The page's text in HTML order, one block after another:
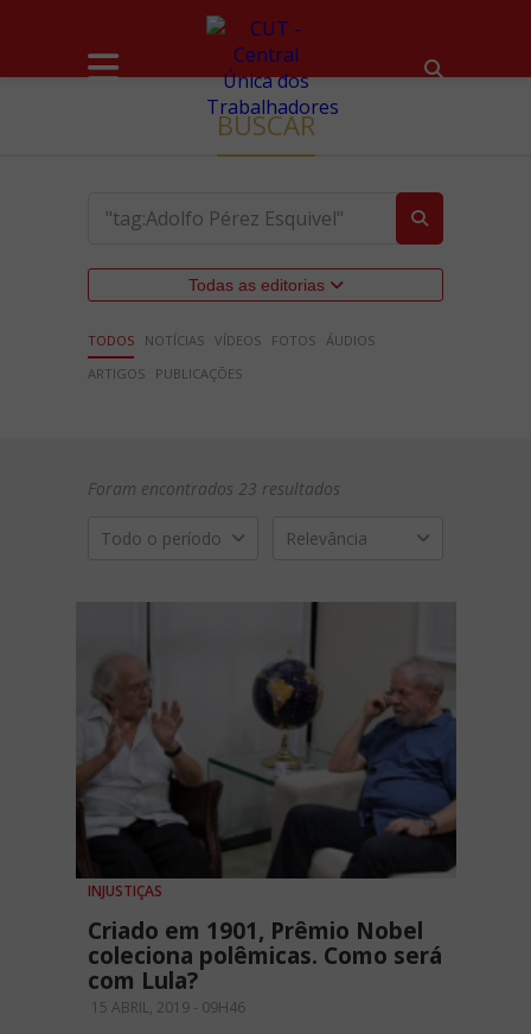
BUSCAR
Todas as editorias
TODOS NOTÍCIAS VÍDEOS FOTOS ÁUDIOS
ARTIGOS
PUBLICAÇÕES
Foram encontrados 23 resultados
Todo o período Relevância
INJUSTIÇAS
Criado em 1901, Prêmio Nobel
coleciona polêmicas. Como será
com Lula?
15 ABRIL, 2019 - 09H46